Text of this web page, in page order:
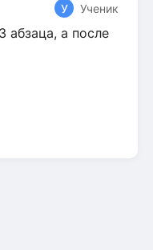
У Ученик
абзаца, а после